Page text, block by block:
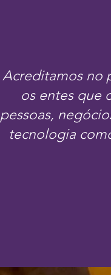
Acreditamos no
os entes que
pessoas,
tecnologia